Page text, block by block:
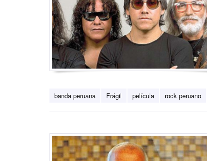
banda peruana Frágil película rock peruano